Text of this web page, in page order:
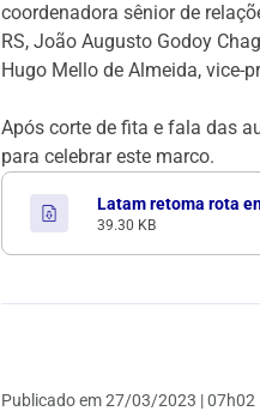
coordenadora sênior de
RS, João Augusto Godoy
Hugo Mello de Almeida, vice-
Após corte de fita e fala das
para celebrar este marco.
Latam retoma rota
39.30 KB
Publicado em27/03/2023 | 07h02